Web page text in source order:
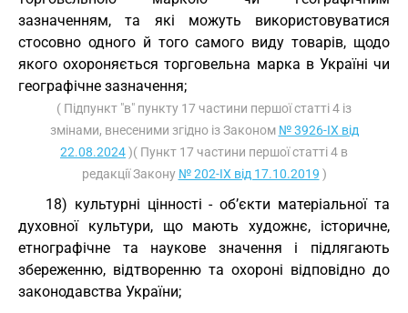
зазначенням, та які можуть використовуватися
стосовно одного й того самого виду товарів, щодо
якого охороняється торговельна марка в Україні чи
географічне зазначення;
( Підпункт "в" пункту 17 частини першої статті 4 із
змінами, внесеними згідно із Законом № 3926-IX від
22.08.2024)( Пункт 17 частини першої статті 4 в
редакції Закону № 202-IX від 17.10.2019 )
18) культурні цінності - об’єкти матеріальної та
духовної культури, що мають художнє, історичне,
етнографічне та наукове значення і підлягають
збереженню, відтворенню та охороні відповідно до
законодавства України;